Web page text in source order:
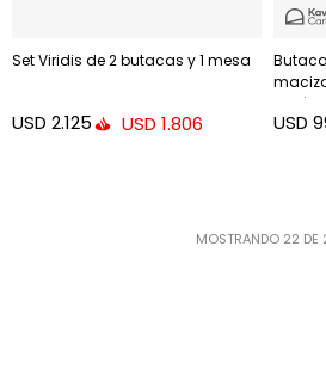
Set Viridis de 2 butacas y 1 mesa
USD 2.125 USD 1.806 USD
MOSTRANDO 22 DE